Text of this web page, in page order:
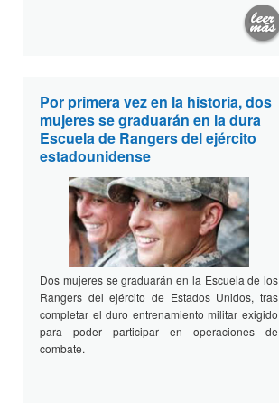
Por primera vez en la historia, dos
mujeres se graduarán en la dura
Escuela de Rangers del ejército
estadounidense
Dos mujeres se graduarán en la Escuela de los
Rangers del ejército de Estados Unidos, tras
completar el duro entrenamiento militar exigido
para poder participar en operaciones de
combate.